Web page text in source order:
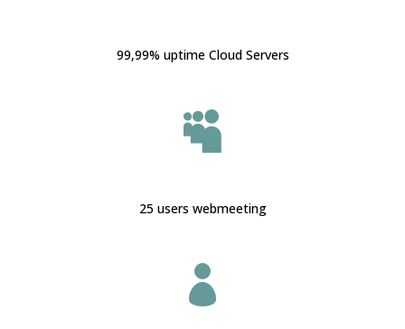
99,99% uptime Cloud Servers

25 users webmeeting
